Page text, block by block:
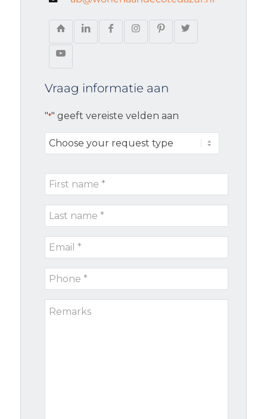
Vraag informatie aan
"*" geeft vereiste velden aan
Choose
your
type
First
name
Last
name
Email
*
Phone
*
Remarks